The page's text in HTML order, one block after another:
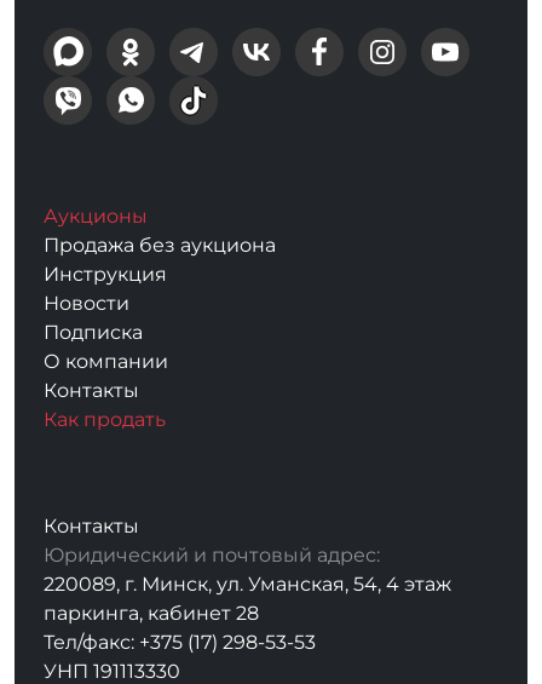
Аукционы
Продажа без аукциона
Инструкция
Новости
Подписка
О компании
Контакты
Как продать
Контакты
Юридический и почтовый адрес:
220089, г. Минск, ул. Уманская, 54, 4 этаж
паркинга, кабинет 28
Тел/факс: +375 (17) 298-53-53
УНП 191113330